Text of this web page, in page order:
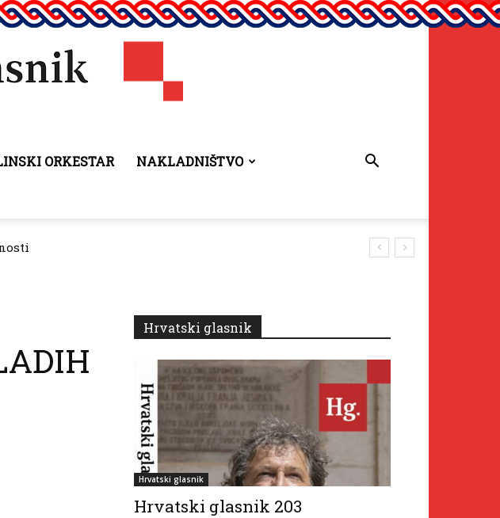
ORKESTAR NAKLADNIŠTVO
o raspodjeli sredstava za 2026.
Hrvatski glasnik
Hrvatski glasnik
Hrvatski glasnik 203